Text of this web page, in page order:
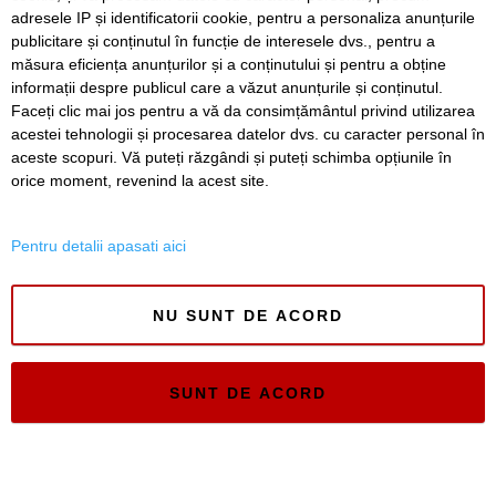
Noaptea Muzeelor la Charlottenburg: tururi ghidate,
dansuri populare, tir cu arcul și trofee spectaculoase
SERVICII Redactia
Folosinta Cookie-urilor
Timiș Online
adresele IP și identificatorii cookie, pentru a personaliza anunțurile
publicitare și conținutul în funcție de interesele dvs., pentru a
măsura eficiența anunțurilor și a conținutului și pentru a obține
informații despre publicul care a văzut anunțurile și conținutul.
Faceți clic mai jos pentru a vă da consimțământul privind utilizarea
acestei tehnologii și procesarea datelor dvs. cu caracter personal în
aceste scopuri. Vă puteți răzgândi și puteți schimba opțiunile în
orice moment, revenind la acest site.
Pentru detalii apasati aici
NU SUNT DE ACORD
SUNT DE ACORD